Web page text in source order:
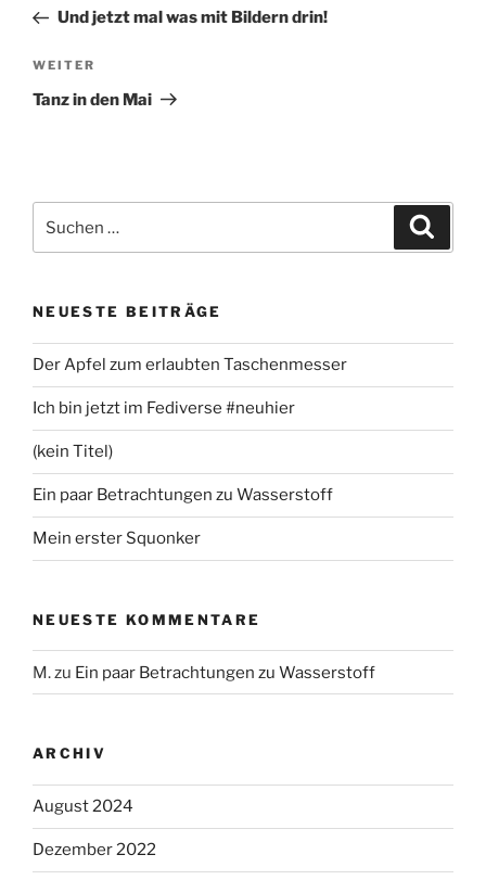
Beitrag
Und jetzt mal was mit Bildern drin!
Nächster
Beitrag
WEITER
Tanz in den Mai
nach:
NEUESTE BEITRÄGE
Der Apfel zum erlaubten Taschenmesser
Ich bin jetzt im Fediverse #neuhier
(kein Titel)
Ein paar Betrachtungen zu Wasserstoff
Mein erster Squonker
NEUESTE KOMMENTARE
M.zu Ein paar Betrachtungen zu Wasserstoff
ARCHIV
August 2024
Dezember 2022